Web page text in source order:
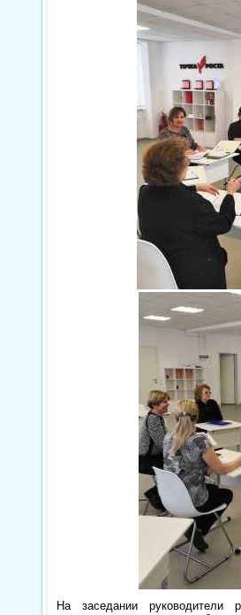
На заседании руководители